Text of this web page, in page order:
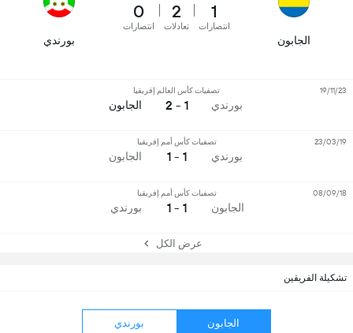
تشكيلة الفريقين
الجابون بورندي
الجابون
1
انتصارات
2
تعادلات
0
انتصارات
بورندي
بورندي
تصفيات كأس العالم إفريقيا
1 - 2 الجابون
19/11/23
بورندي
تصفيات كأس أمم إفريقيا
1 - 1 الجابون
23/03/19
الجابون
تصفيات كأس أمم إفريقيا
1 - 1 بورندي
08/09/18
عرض الكل